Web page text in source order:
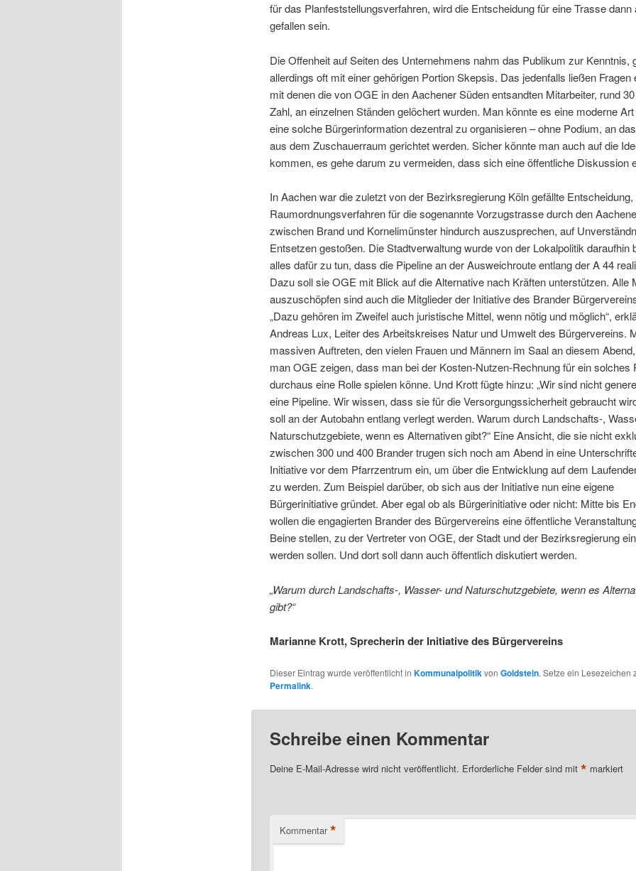
für das Planfeststellungsverfahren, wird die Entscheidung für eine Trasse dann
gefallen sein.
Die Offenheit auf Seiten des Unternehmens nahm das Publikum zur Kenntnis,
allerdings oft mit einer gehörigen Portion Skepsis. Das jedenfalls ließen Fragen
mit denen die von OGE in den Aachener Süden entsandten Mitarbeiter, rund
Zahl, an einzelnen Ständen gelöchert wurden. Man könnte es eine moderne
eine solche Bürgerinformation dezentral zu organisieren – ohne Podium, an
aus dem Zuschauerraum gerichtet werden. Sicher könnte man auch auf die
kommen, es gehe darum zu vermeiden, dass sich eine öffentliche Diskussion
In Aachen war die zuletzt von der Bezirksregierung Köln gefällte
Raumordnungsverfahren für die sogenannte Vorzugstrasse durch den
zwischen Brand und Kornelimünster hindurch auszusprechen, auf
Entsetzen gestoßen. Die Stadtverwaltung wurde von der Lokalpolitik daraufhin
alles dafür zu tun, dass die Pipeline an der Ausweichroute entlang der A 44
Dazu soll sie OGE mit Blick auf die Alternative nach Kräften unterstützen. Alle
auszuschöpfen sind auch die Mitglieder der Initiative des Brander
„Dazu gehören im Zweifel auch juristische Mittel, wenn nötig und möglich“,
Andreas Lux, Leiter des Arbeitskreises Natur und Umwelt des Bürgervereins.
massiven Auftreten, den vielen Frauen und Männern im Saal an diesem
man OGE zeigen, dass man bei der Kosten-Nutzen-Rechnung für ein solches
durchaus eine Rolle spielen könne. Und Krott fügte hinzu: „Wir sind nicht
eine Pipeline. Wir wissen, dass sie für die Versorgungssicherheit gebraucht
soll an der Autobahn entlang verlegt werden. Warum durch Landschafts-,
Naturschutzgebiete, wenn es Alternativen gibt?“ Eine Ansicht, die sie nicht
zwischen 300 und 400 Brander trugen sich noch am Abend in eine
Initiative vor dem Pfarrzentrum ein, um über die Entwicklung auf dem
zu werden. Zum Beispiel darüber, ob sich aus der Initiative nun eine eigene
Bürgerinitiative gründet. Aber egal ob als Bürgerinitiative oder nicht: Mitte bis
wollen die engagierten Brander des Bürgervereins eine öffentliche
Beine stellen, zu der Vertreter von OGE, der Stadt und der Bezirksregierung
werden sollen. Und dort soll dann auch öffentlich diskutiert werden.
„Warum durch Landschafts-, Wasser- und Naturschutzgebiete, wenn es
gibt?“
Marianne Krott, Sprecherin der Initiative des Bürgervereins
Dieser Eintrag wurde veröffentlicht in Kommunalpolitikvon Goldstein. Setze ein Lesezeichen
Permalink.
Schreibe einen Kommentar
Deine E-Mail-Adresse wird nicht veröffentlicht. Erforderliche Felder sind mit * markiert
Kommentar *